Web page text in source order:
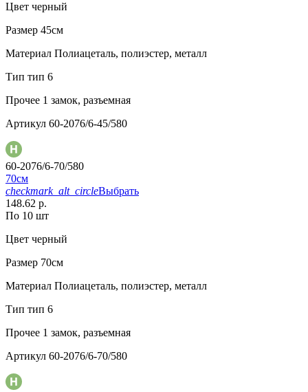
Цвет черный
Размер 45см
Материал Полиацеталь, полиэстер, металл
Тип тип 6
Прочее 1 замок, разъемная
Артикул 60-2076/6-45/580
60-2076/6-70/580
70см
checkmark_alt_circleВыбрать
148.62 р.
По 10 шт
Цвет черный
Размер 70см
Материал Полиацеталь, полиэстер, металл
Тип тип 6
Прочее 1 замок, разъемная
Артикул 60-2076/6-70/580